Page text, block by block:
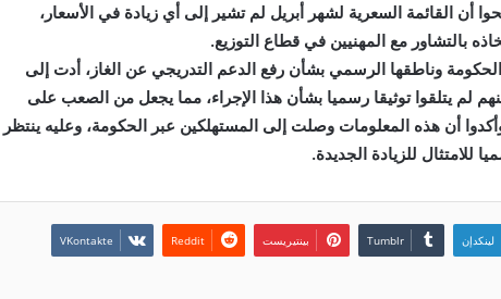
12 كيلوغراما. وأوضحوا أن القائمة السعرية لشهر أبريل لم تشير إلى أي زيادة في الأسعار،
بالتشاور مع المهنيين في قطاع التوزيع.
وناطقها الرسمي بشأن رفع الدعم التدريجي عن الغاز، أدت إلى
السعر بقيمة 10 دراهم، لكنهم لم يتلقوا توثيقا رسميا بشأن هذا الإجراء، مما يجعل من الصعب على
وأكدوا أن هذه المعلومات وصلت إلى المستهلكين عبر الحكومة، وعليه ينتظر
للامتثال للزيادة الجديدة.
لينكدإن بينتيريست